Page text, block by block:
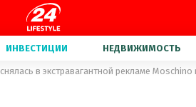
ИНВЕСТИЦИИ НЕДВИЖИМОСТЬ
в экстравагантной рекламе